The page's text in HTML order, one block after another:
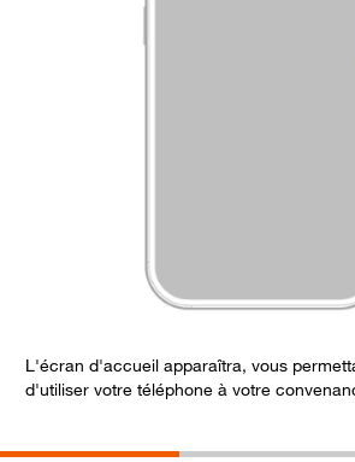
L'écran d'accueil apparaîtra, vous
d'utiliser votre téléphone à votre